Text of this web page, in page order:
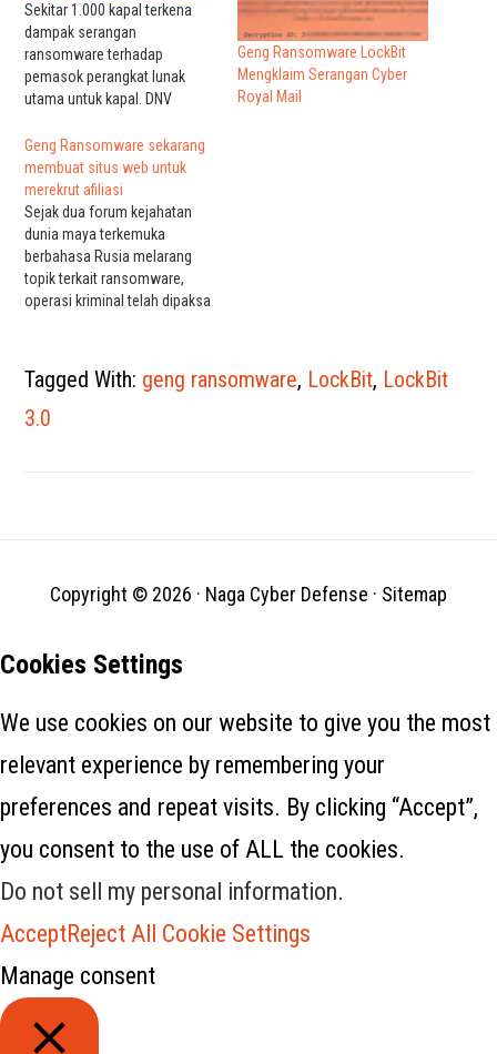
Sekitar 1.000 kapal terkena
dampak serangan
ransomware terhadap
pemasok perangkat lunak
utama untuk kapal. DNV
organisasi maritim terbesar di
dunia – mengatakan bahwa
mereka terkena ransomware
pada malam tanggal 7 Januari
dan terpaksa mematikan
server TI yang terhubung ke
sistem ShipManager mereka.
DNV mengatakan sedang…
Geng Ransomware LockBit
Mengklaim Serangan Cyber
Royal Mail
Geng Ransomware sekarang
membuat situs web untuk
merekrut afiliasi
Sejak dua forum kejahatan
dunia maya terkemuka
berbahasa Rusia melarang
topik terkait ransomware,
operasi kriminal telah dipaksa
metode alternatif. Setidaknya
dua geng ransomware yang
membutuhkan peretas untuk
Tagged With: geng ransomware, LockBit, LockBit
3.0
Copyright © 2026 · Naga Cyber Defense · Sitemap
Cookies Settings
We use cookies on our website to give you the most
relevant experience by remembering your
preferences and repeat visits. By clicking “Accept”,
you consent to the use of ALL the cookies.
Do not sell my personal information.
AcceptReject All Cookie Settings
Manage consent